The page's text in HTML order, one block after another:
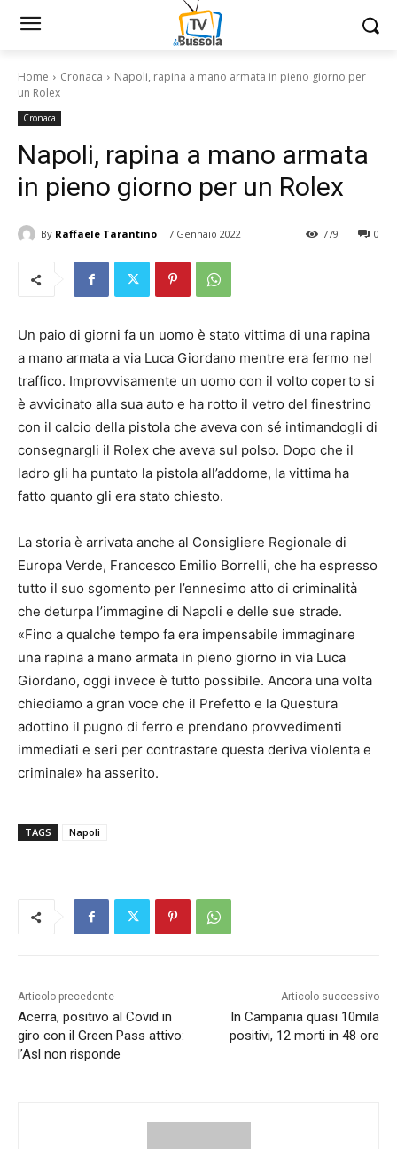
Home Cronaca
Napoli, rapina a mano armata in pieno giorno per
un Rolex
Cronaca
Napoli, rapina a mano armata
in pieno giorno per un Rolex
By Raffaele Tarantino 7 Gennaio 2022 0
779
Un paio di giorni fa un uomo è stato vittima di una rapina
a mano armata a via Luca Giordano mentre era fermo nel
traffico. Improvvisamente un uomo con il volto coperto si
è avvicinato alla sua auto e ha rotto il vetro del finestrino
con il calcio della pistola che aveva con sé intimandogli di
consegnargli il Rolex che aveva sul polso. Dopo che il
ladro gli ha puntato la pistola all’addome, la vittima ha
fatto quanto gli era stato chiesto.
La storia è arrivata anche al Consigliere Regionale di
Europa Verde, Francesco Emilio Borrelli, che ha espresso
tutto il suo sgomento per l’ennesimo atto di criminalità
che deturpa l’immagine di Napoli e delle sue strade.
«Fino a qualche tempo fa era impensabile immaginare
una rapina a mano armata in pieno giorno in via Luca
Giordano, oggi invece è tutto possibile. Ancora una volta
chiediamo a gran voce che il Prefetto e la Questura
adottino il pugno di ferro e prendano provvedimenti
immediati e seri per contrastare questa deriva violenta e
criminale» ha asserito.
TAGS Napoli
Articolo precedente
Acerra, positivo al Covid in
giro con il Green Pass attivo:
l’Asl non risponde
Articolo successivo
In Campania quasi 10mila
positivi, 12 morti in 48 ore